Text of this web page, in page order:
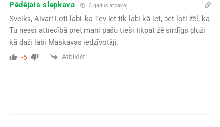
Pēdējais slepkava 3 gadus atpakaļ
Sveiks, Aivar! Ļoti labi, ka Tev iet tik labi kā iet, bet ļoti žēl, ka
Tu neesi attiecībā pret mani pašu tieši tikpat žēlsirdīgs gluži
kā daži labi Maskavas iedzīvotāji.
-5 Atbildēt